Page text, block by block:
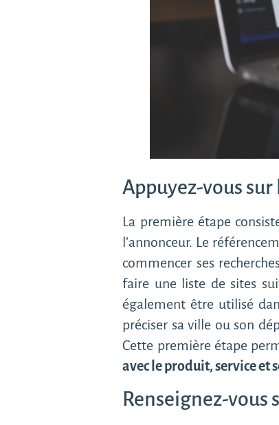
Appuyez-vous
La première étape
l’annonceur. Le
commencer ses
faire une liste de sites
également être utilisé
préciser sa ville ou son
Cette première étape
avec le produit, service et
Renseignez-vous